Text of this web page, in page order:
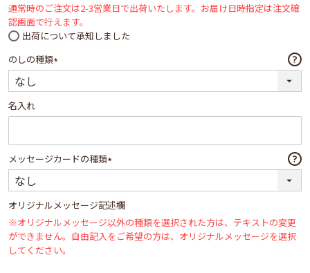
(必
須)
通常時のご注文は2-3営業日で出荷いたします。お届け日時指定は注文確
認画面で行えます。
出荷について承知しました
のしの種類
須)
名入れ
メッセージカードの種類
須)
オリジナルメッセージ記述欄
※オリジナルメッセージ以外の種類を選択された方は、テキストの変更
ができません。自由記入をご希望の方は、オリジナルメッセージを選択
してください。